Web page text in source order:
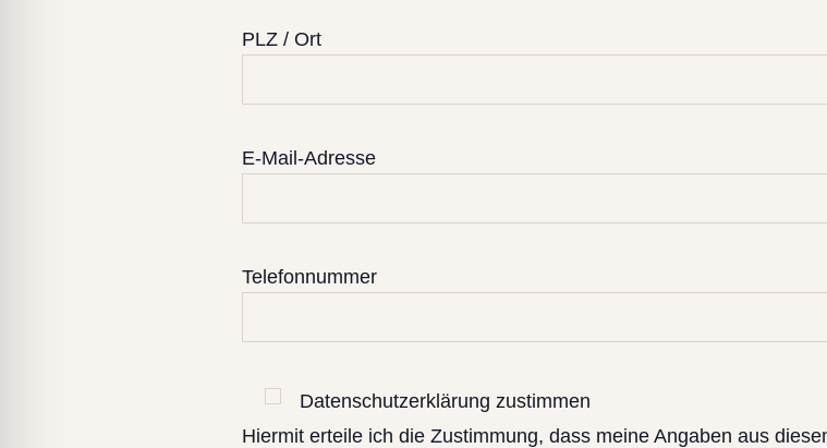
PLZ / Ort
E-Mail-Adresse
Telefonnummer
Datenschutzerklärung zustimmen
Hiermit erteile ich die Zustimmung, dass meine Angaben aus